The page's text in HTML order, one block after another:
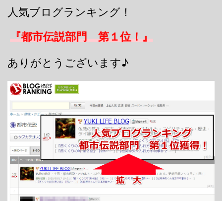
人気ブログランキング！
『都市伝説部門 第１位！』
ありがとうございます♪